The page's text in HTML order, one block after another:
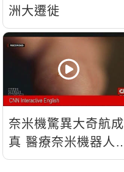
洲大遷徙
奈米機驚異大奇航成
真 醫療奈米機器人問
世